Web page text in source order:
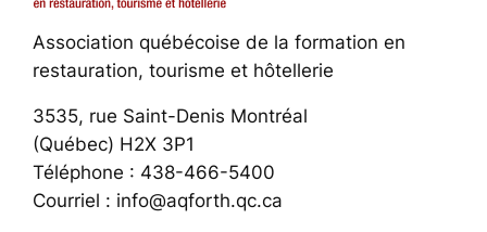
Association québécoise de la formation en
restauration, tourisme et hôtellerie
3535, rue Saint-Denis Montréal
(Québec) H2X 3P1
Téléphone : 438-466-5400
Courriel : info@aqforth.qc.ca